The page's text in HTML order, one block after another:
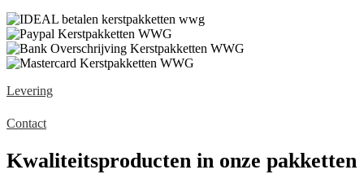
Levering
Contact
Kwaliteitsproducten in onze pakketten